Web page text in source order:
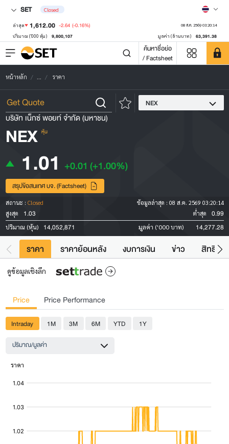
SET Closed
ล่าสุด 1,612.00 -2.64 (-0.16%) 08 ส.ค. 2569 03:20:14
ปริมาณ ('000 หุ้น) 9,800,107 มูลค่า (ล้านบาท) 63,391.38
ค้นหาชื่อย่อ
/ Factsheet
หน้าหลัก ... ราคา
NEX
บริษัท เน็กซ์ พอยท์ จำกัด (มหาชน)
NEX หุ้น
1.01 +0.01 (+1.00%)
สรุปข้อสนเทศ บจ. (Factsheet)
สถานะ : Closed ข้อมูลล่าสุด : 08 ส.ค. 2569 03:20:14
สูงสุด
1.03 ต่ำสุด 0.99
ปริมาณ (หุ้น) 14,052,871 มูลค่า ('000 บาท) 14,277.28
ราคา ราคาย้อนหลัง งบการเงิน ข่าว สิทธิปร
ดูข้อมูลเชิงลึก
Price Price Performance
Intraday 1M 3M 6M YTD
1Y
ปริมาณ/มูลค่า